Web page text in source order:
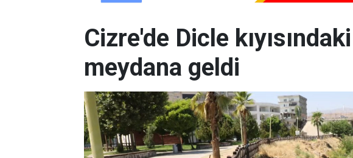
Cizre'de Dicle
meydana geldi